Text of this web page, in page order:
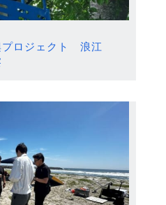
プロジェクト 浪江